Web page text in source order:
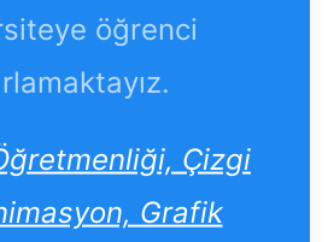
öğrenci
Çizgi
Grafik